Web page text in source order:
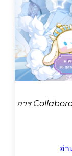
การ
อ่า